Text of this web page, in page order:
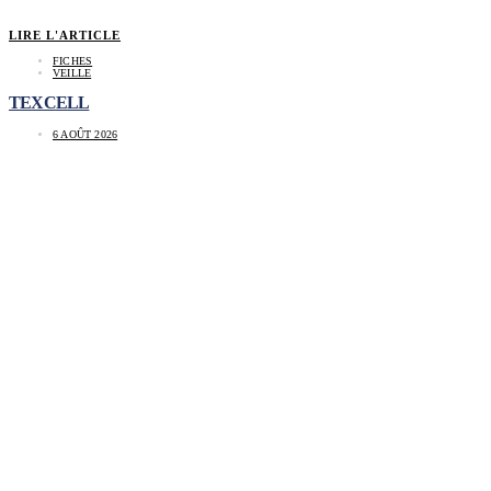
LIRE L'ARTICLE
FICHES
VEILLE
TEXCELL
6 AOÛT 2026